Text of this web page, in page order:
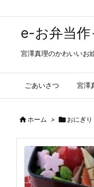
e-お弁当
宮澤真理のかわいいお
ごあいさつ 宮澤
ホーム > おにぎり